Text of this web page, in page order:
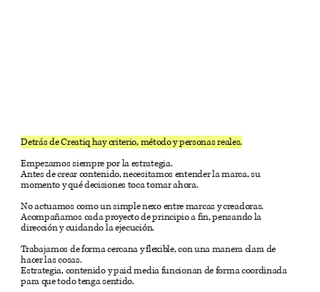
Detrás de Creatiq hay criterio, método y personas reales.
Empezamos siempre por la estrategia.
Antes de crear contenido, necesitamos entender la marca, su
momento y qué decisiones toca tomar ahora.
No actuamos como un simple nexo entre marcas y creadoras.
Acompañamos cada proyecto de principio a fin, pensando la
dirección y cuidando la ejecución.
Trabajamos de forma cercana y flexible, con una manera clara de
hacer las cosas.
Estrategia, contenido y paid media funcionan de forma coordinada
para que todo tenga sentido.